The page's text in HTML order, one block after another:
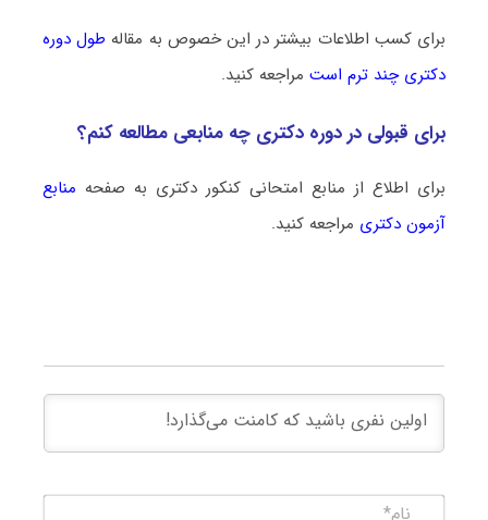
برای کسب اطلاعات بیشتر در این خصوص به مقاله طول دوره
دکتری چند ترم استمراجعه کنید.
برای قبولی در دوره دکتری چه منابعی مطالعه کنم؟
برای اطلاع از منابع امتحانی کنکور دکتری به صفحه منابع
آزمون دکتری مراجعه کنید.